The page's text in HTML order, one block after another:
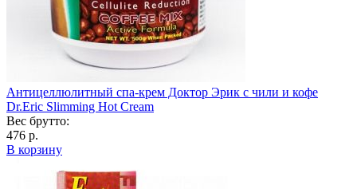
Антицеллюлитный спа-крем Доктор Эрик с чили и кофе
Dr.Eric Slimming Hot Cream
Вес брутто:
476 р.
В корзину